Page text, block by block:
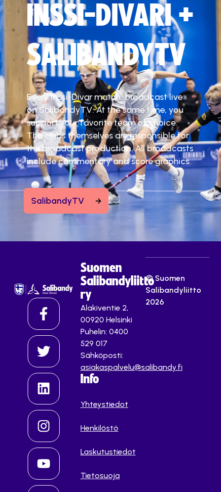
INSSI-DIVARI +
SALIBANDYTV
Every Inssi-Divar match, broadcast live
on SalibandyTV. At the same time, you
support your favorite team of choice.
The clubs themselves are responsible for
the broadcast production. All broadcasts
include commentary and score graphics.
SalibandyTV
Suomen
Salibandyliitto
ry
Alakiventie 2,
00920 Helsinki
Puhelin: 0400
529 017
Sähköposti:
asiakaspalvelu@salibandy.fi
Info
Yhteystiedot
Henkilöstö
Laskutustiedot
Tietosuoja
© Suomen
Salibandyliitto
2026